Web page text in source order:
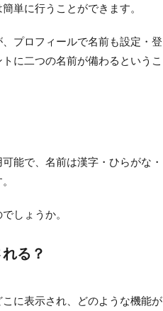
単に行うことができます。
プロフィールで名前も設定・登
に二つの名前が備わるというこ
能で、名前は漢字・ひらがな・
しょうか。
る？
に表示され、どのような機能が